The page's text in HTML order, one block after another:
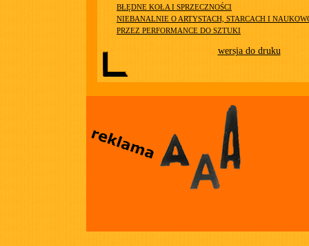
BŁĘDNE KOŁA I SPRZECZNOŚCI
NIEBANALNIE O ARTYSTACH, STARCACH I
PRZEZ PERFORMANCE DO SZTUKI
wersja do druku